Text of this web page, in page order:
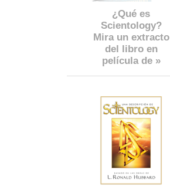
¿Qué es
Scientology?
Mira un extracto
del libro en
película de »